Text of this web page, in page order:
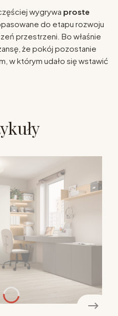
wygrywa proste
do etapu rozwoju
przestrzeni. Bo właśnie
że pokój pozostanie
w którym udało się wstawić